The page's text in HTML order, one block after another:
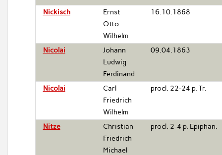
Nickisch
Ernst
Otto
Wilhelm
16.10.1868
Nicolai
Johann
Ludwig
Ferdinand
09.04.1863
Nicolai
Carl
Friedrich
Wilhelm
procl. 22-24 p. Tr.
Nitze
Christian
Friedrich
Michael
procl. 2-4 p. Epiphan.